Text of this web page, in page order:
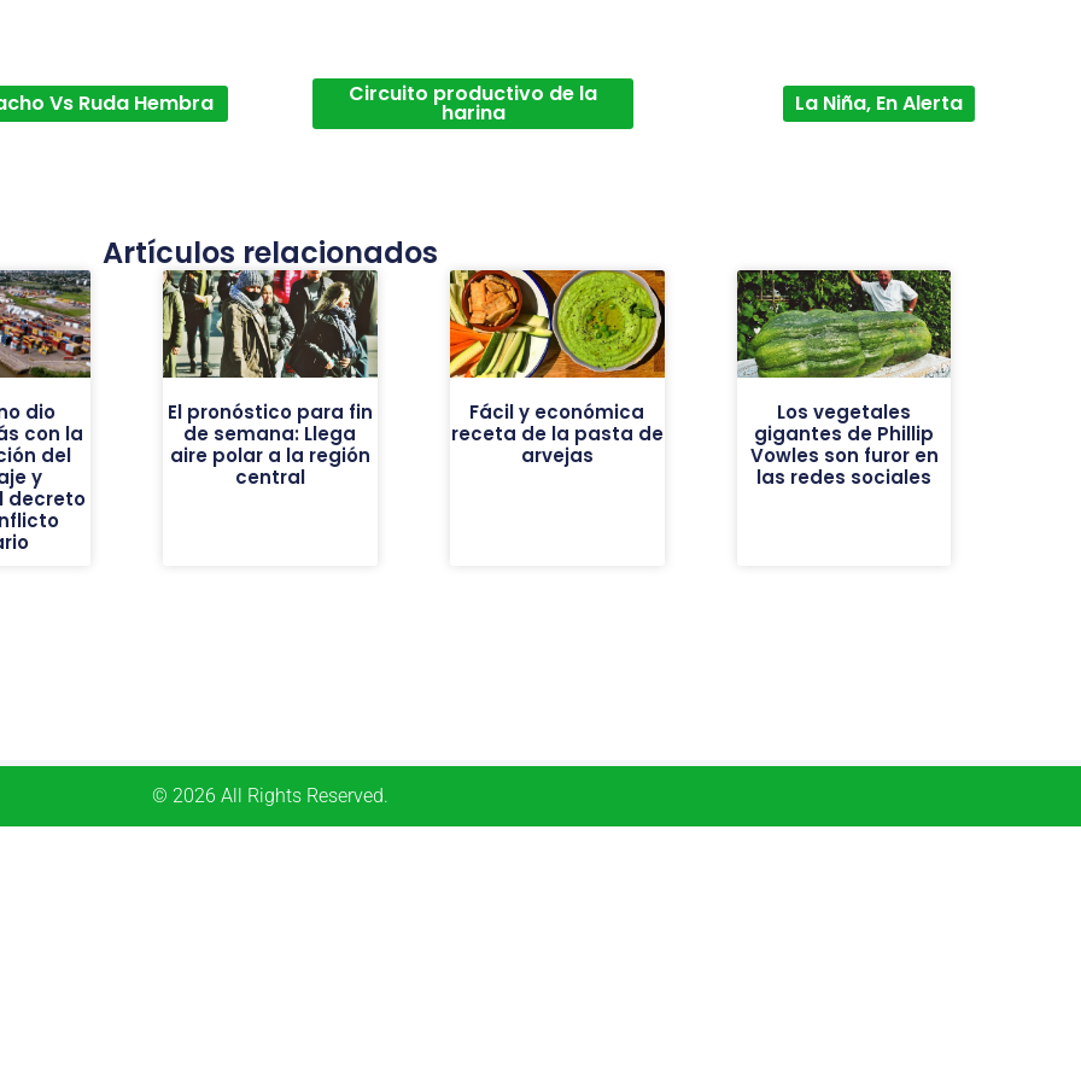
Vs Ruda Hembra Circuito productivo de la
harina La Niña, En Alerta
Artículos relacionados
dio
con la
del
y
decreto
El pronóstico para fin
de semana: Llega
aire polar a la región
central
Fácil y económica
receta de la pasta de
arvejas
Los vegetales
gigantes de Phillip
Vowles son furor en
las redes sociales
© 2026 All Rights Reserved.